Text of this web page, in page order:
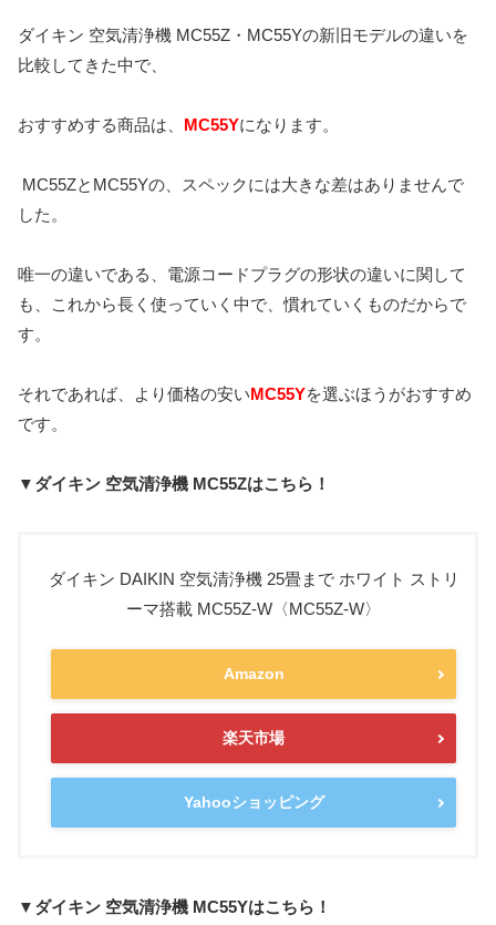
ダイキン 空気清浄機 MC55Z・MC55Yの新旧モデルの違いを
比較してきた中で、
おすすめする商品は、 MC55Yになります。
MC55ZとMC55Yの、スペックには大きな差はありませんで
した。
唯一の違いである、電源コードプラグの形状の違いに関して
も、これから長く使っていく中で、慣れていくものだからで
す。
それであれば、より価格の安いMC55Yを選ぶほうがおすすめ
です。
▼ダイキン 空気清浄機 MC55Zはこちら！
ダイキン DAIKIN 空気清浄機 25畳まで ホワイト ストリ
ーマ搭載 MC55Z-W〈MC55Z-W〉
Amazon
楽天市場
Yahooショッピング
▼ダイキン 空気清浄機 MC55Yはこちら！